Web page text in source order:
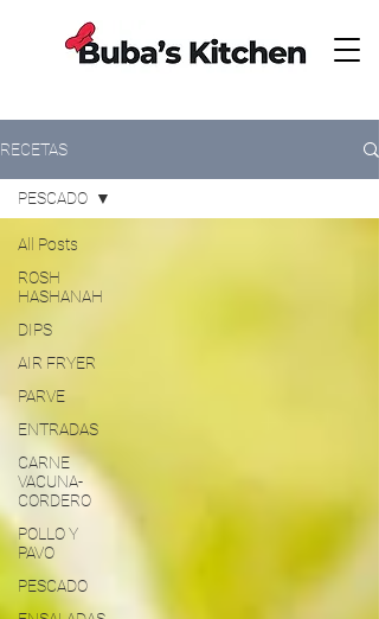
RECETAS
All Posts
ROSH
HASHANAH
DIPS
AIR FRYER
PARVE
ENTRADAS
CARNE
VACUNA-
CORDERO
POLLO Y
PAVO
PESCADO
PESCADO